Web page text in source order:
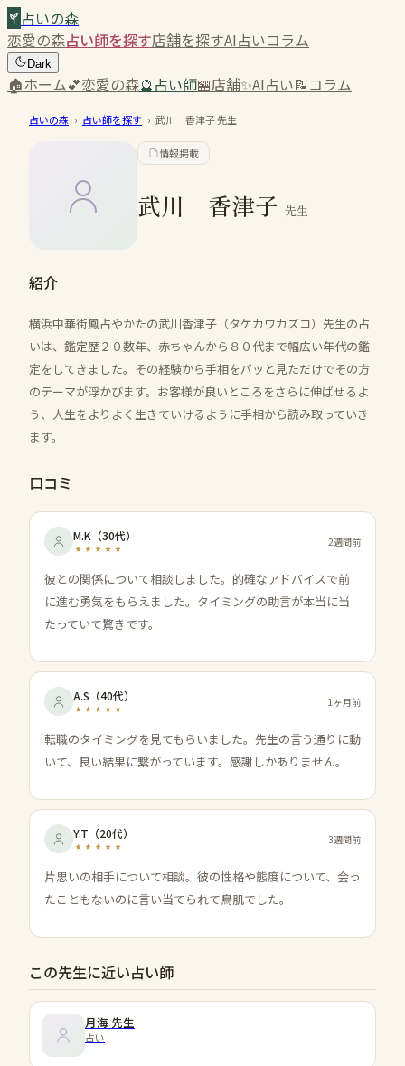
占いの森
恋愛の森占い師を探す店舗を探すAI占いコラム
Dark
🏠ホーム💕恋愛の森🔮占い師🏪店舗✨AI占い📝コラム
占いの森 › 占い師を探す › 武川 香津子先生
情報掲載
武川 香津子 先生
紹介
横浜中華街鳳占やかたの武川香津子（タケカワカズコ）先生の占
いは、鑑定歴２０数年、赤ちゃんから８０代まで幅広い年代の鑑
定をしてきました。その経験から手相をパッと見ただけでその方
のテーマが浮かびます。お客様が良いところをさらに伸ばせるよ
う、人生をよりよく生きていけるように手相から読み取っていき
ます。
口コミ
M.K （30代） 2週間前
彼との関係について相談しました。的確なアドバイスで前
に進む勇気をもらえました。タイミングの助言が本当に当
たっていて驚きです。
A.S （40代） 1ヶ月前
転職のタイミングを見てもらいました。先生の言う通りに動
いて、良い結果に繋がっています。感謝しかありません。
Y.T （20代） 3週間前
片思いの相手について相談。彼の性格や態度について、会っ
たこともないのに言い当てられて鳥肌でした。
この先生に近い占い師
月海 先生
占い